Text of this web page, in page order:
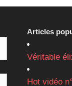
Articles
Véritable
Hot vidéo